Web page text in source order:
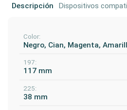
Descripción Dispositivos
Color:
Negro, Cian, Magenta,
197:
117 mm
225:
38 mm